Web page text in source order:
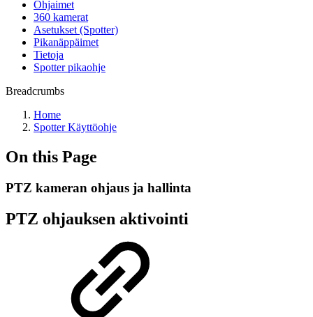
Ohjaimet
360 kamerat
Asetukset (Spotter)
Pikanäppäimet
Tietoja
Spotter pikaohje
Breadcrumbs
Home
Spotter Käyttöohje
On this Page
PTZ kameran ohjaus ja hallinta
PTZ ohjauksen aktivointi